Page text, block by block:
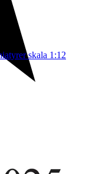
skala 1:12